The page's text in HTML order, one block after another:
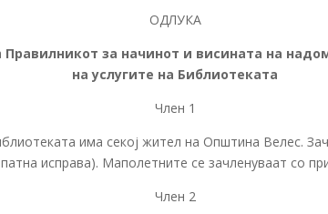
ОДЛУКА
Правилникот за начинот и висината на
на услугите на Библиотеката
Член 1
има секој жител на Општина Велес.
исправа). Маполетните се зачленуваат со
Член 2